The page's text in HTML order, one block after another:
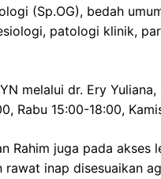
(Sp.OG), bedah
patologi klinik,
melalui dr. Ery
Rabu 15:00-18:00,
Rahim juga pada
inap disesuaikan